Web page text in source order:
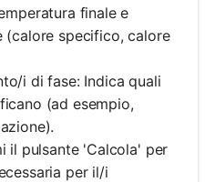
finale e
(calore specifico, calore
i di fase: Indica quali
(ad esempio,
il pulsante 'Calcola' per
per il/i